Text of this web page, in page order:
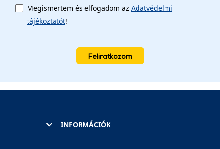
Megismertem és elfogadom az Adatvédelmi
tájékoztatót!
Feliratkozom
INFORMÁCIÓK